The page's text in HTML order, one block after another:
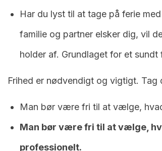
Har du lyst til at tage på ferie
familie og partner elsker dig, vil
holder af. Grundlaget for et
Frihed er nødvendigt og vigtigt. Tag
Man bør være fri til at vælge,
Man bør være fri til at vælge,
professionelt.